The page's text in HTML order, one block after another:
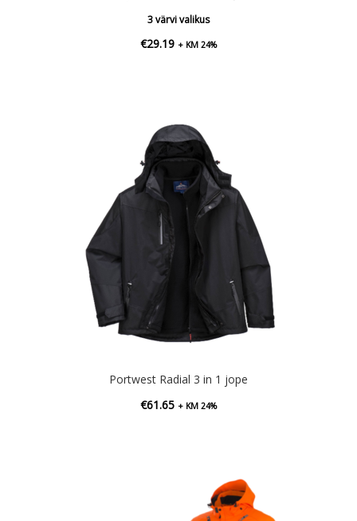
3 värvi valikus
€29.19 + KM 24%
Portwest Radial 3 in 1 jope
€61.65 + KM 24%